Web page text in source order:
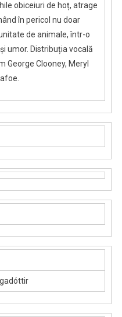
obiceiuri de hoț, atrage
în pericol nu doar
de animale, într-o
umor. Distribuția vocală
George Clooney, Meryl